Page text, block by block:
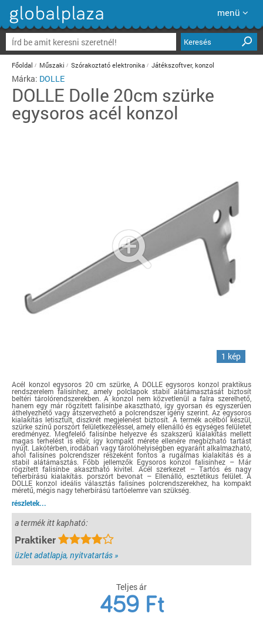
menü
Keresés
Főoldal Műszaki Szórakoztató elektronika Játékszoftver, konzol
Márka: DOLLE
DOLLE Dolle 20cm szürke
egysoros acél konzol
1 kép
Acél konzol egysoros 20 cm szürke, A DOLLE egysoros konzol praktikus
rendszerelem falisínhez, amely polclapok stabil alátámasztását biztosít
beltéri tárolórendszerekben. A konzol nem közvetlenül a falra szerelhető,
hanem egy már rögzített falisínbe akasztható, így gyorsan és egyszerűen
áthelyezhető vagy átszervezhető a polcrendszer igény szerint. Az egysoros
kialakítás letisztult, diszkrét megjelenést biztosít. A termék acélból készül,
szürke színű porszórt felületkezeléssel, amely ellenálló és egységes felületet
eredményez. Megfelelő falisínbe helyezve és szakszerű kialakítás mellett
magas terhelést is elbír, így kompakt mérete ellenére megbízható tartást
nyújt. Lakótérben, irodában vagy tárolóhelyiségben egyaránt alkalmazható,
ahol falisínes polcrendszer részeként fontos a rugalmas kialakítás és a
stabil alátámasztás. Főbb jellemzők Egysoros konzol falisínhez – Már
rögzített falisínbe akasztható kivitel. Acél szerkezet – Tartós és nagy
teherbírású kialakítás. porszórt bevonat – Ellenálló, esztétikus felület. A
DOLLE konzol ideális választás falisínes polcrendszerekhez, ha kompakt
méretű, mégis nagy teherbírású tartóelemre van szükség.
részletek...
a termék itt kapható:
Praktiker
üzlet adatlapja, nyitvatartás »
Teljes ár
459 Ft